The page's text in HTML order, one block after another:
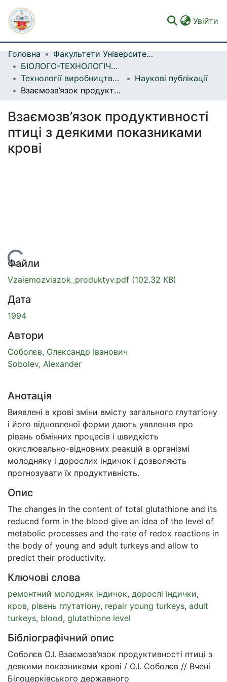
Увійти
Фонди та зібрання
Пошук за критеріями
Головна
Факультети Університету
БІОЛОГО-ТЕХНОЛОГІЧНИЙ ФАКУЛЬТЕТ
Технології виробництва продукції птахівництва та свинарства
Наукові публікації
Взаємозв’язок продуктивності птиці з деякими показниками крові
Взаємозв’язок продуктивності
птиці з деякими показниками
крові
Вантажиться...
Файли
Vzaiemozviazok_produktyv.pdf (102.32 KB)
Дата
1994
Автори
Соболєв, Олександр Іванович
Sobolev, Alexander
Анотація
Виявлені в крові зміни вмісту загального глутатіону
і його відновленої форми дають уявлення про
рівень обмінних процесів і швидкість
окислювально-відновних реакцій в організмі
молодняку і дорослих індичок і дозволяють
прогнозувати їх продуктивність.
Опис
The changes in the content of total glutathione and its
reduced form in the blood give an idea of the level of
metabolic processes and the rate of redox reactions in
the body of young and adult turkeys and allow to
predict their productivity.
Ключові слова
ремонтний молодняк індичок, дорослі індички,
кров, рівень глутатіону, repair young turkeys, adult
turkeys, blood, glutathione level
Бібліографічний опис
Соболєв О.І. Взаємозв’язок продуктивності птиці з
деякими показниками крові / О.І. Соболєв // Вчені
Білоцерківського державного